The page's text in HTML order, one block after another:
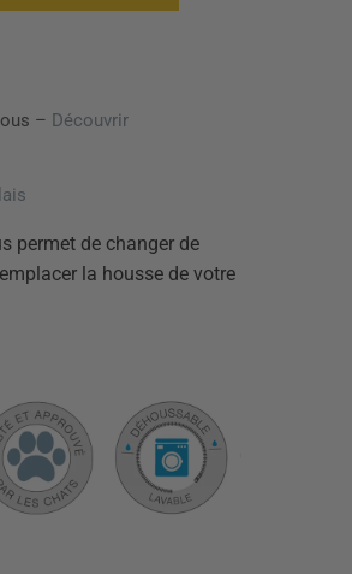
– Découvrir
permet de changer de
la housse de votre